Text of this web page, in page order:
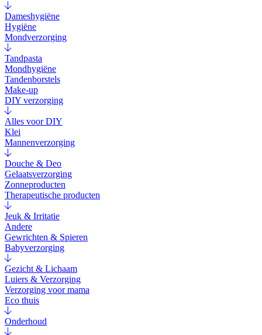
Dameshygiëne
Hygiëne
Mondverzorging
Tandpasta
Mondhygiëne
Tandenborstels
Make-up
DIY verzorging
Alles voor DIY
Klei
Mannenverzorging
Douche & Deo
Gelaatsverzorging
Zonneproducten
Therapeutische producten
Jeuk & Irritatie
Andere
Gewrichten & Spieren
Babyverzorging
Gezicht & Lichaam
Luiers & Verzorging
Verzorging voor mama
Eco thuis
Onderhoud